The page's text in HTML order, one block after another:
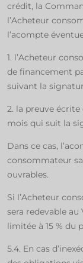
crédit, la
l’Acheteur
l’acompte
1. l’Acheteur
de financement
suivant la
2. la preuve écrite
mois qui suit la
Dans ce cas,
consommateur
ouvrables.
Si l’Acheteur
sera redevable
limitée à 15 % du
5.4. En cas